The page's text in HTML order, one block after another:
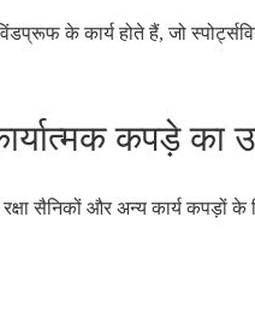
के कार्य होते हैं, जो
कपड़े का
रक्षा सैनिकों और अन्य कार्य